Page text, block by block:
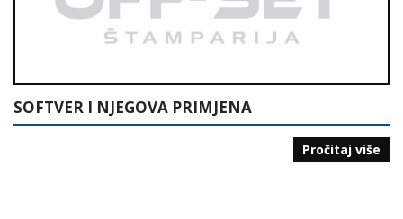
SOFTVER I NJEGOVA PRIMJENA
Pročitaj više